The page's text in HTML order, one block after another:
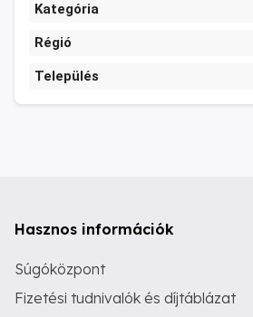
Kategória
Régió
Település
Hasznos információk
Súgóközpont
Fizetési tudnivalók és díjtáblázat